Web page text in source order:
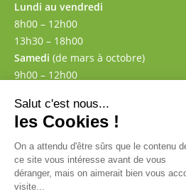
Lundi au vendredi
8h00 – 12h00
13h30 – 18h00
Samedi (de mars à octobre)
9h00 – 12h00
02 43 57 00 87